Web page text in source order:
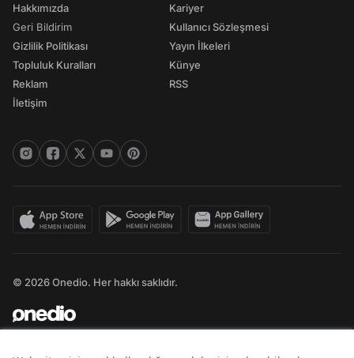
Hakkımızda
Geri Bildirim
Gizlilik Politikası
Topluluk Kuralları
Reklam
İletişim
Kariyer
Kullanıcı Sözleşmesi
Yayın İlkeleri
Künye
RSS
© 2026 Onedio. Her hakkı saklıdır.